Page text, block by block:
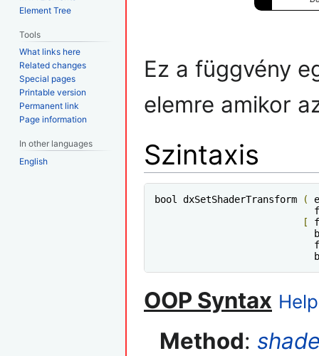
Ez a függvény
elemre amikor
Szintaxis
bool dxSetShaderTransform (
[
OOP Syntax
Method:
Element Tree
Tools
What links here
Related changes
Special pages
Printable version
Permanent link
Page information
In other languages
English